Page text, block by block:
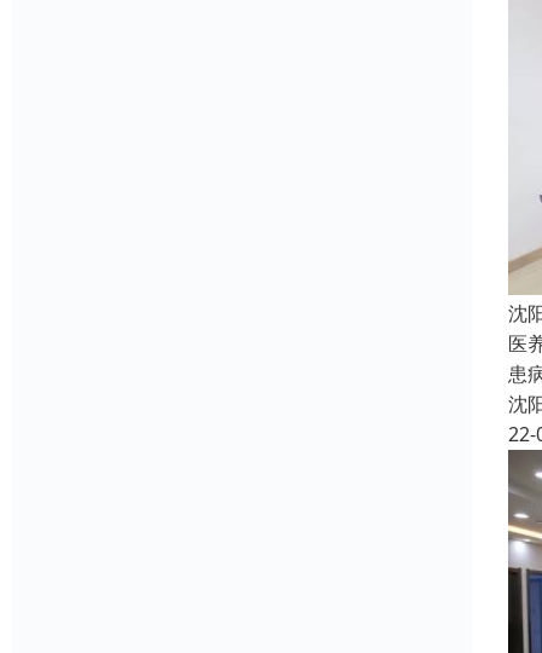
沈
医
患
沈
22-